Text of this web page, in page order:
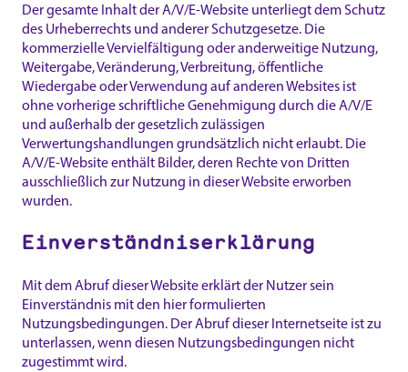
Der gesamte Inhalt der A/V/E-Website unterliegt dem Schutz
des Urheberrechts und anderer Schutzgesetze. Die
kommerzielle Vervielfältigung oder anderweitige Nutzung,
Weitergabe, Veränderung, Verbreitung, öffentliche
Wiedergabe oder Verwendung auf anderen Websites ist
ohne vorherige schriftliche Genehmigung durch die A/V/E
und außerhalb der gesetzlich zulässigen
Verwertungshandlungen grundsätzlich nicht erlaubt. Die
A/V/E-Website enthält Bilder, deren Rechte von Dritten
ausschließlich zur Nutzung in dieser Website erworben
wurden.
Einverständniserklärung
Mit dem Abruf dieser Website erklärt der Nutzer sein
Einverständnis mit den hier formulierten
Nutzungsbedingungen. Der Abruf dieser Internetseite ist zu
unterlassen, wenn diesen Nutzungsbedingungen nicht
zugestimmt wird.